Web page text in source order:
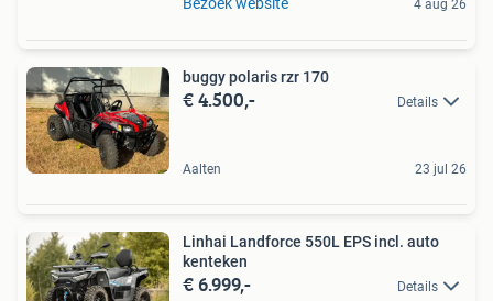
4 aug 26
buggy polaris rzr 170
€ 4.500,- Details
Aalten 23 jul 26
Linhai Landforce 550L EPS incl. auto
kenteken
€ 6.999,- Details